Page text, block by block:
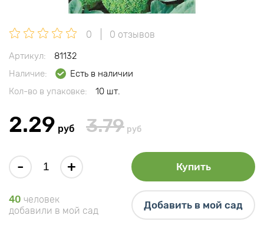
0 0 отзывов
Артикул:
81132
Наличие:
Есть в наличии
Кол-во в упаковке:
10 шт.
2.29 руб 3.79 руб
- + Купить
40 человек
добавили в мой сад
Добавить в мой сад